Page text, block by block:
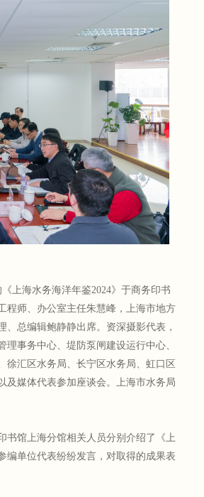
上海水务海洋年鉴2024》于商务印书
程师、办公室主任朱慧峰，上海市地方
总编辑鲍静静出席。资深摄影代表，
事务中心、堤防泵闸建设运行中心、
徐汇区水务局、长宁区水务局、虹口区
及媒体代表参加座谈会。上海市水务局
书馆上海分馆相关人员分别介绍了《上
编单位代表纷纷发言，对取得的成果表